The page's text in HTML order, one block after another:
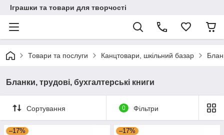
Іграшки та товари для творчості
Товари та послуги Канцтовари, шкільний базар
Бланки, трудові, бухгалтерські книги
Сортування 0 Фільтри
–17% –17%